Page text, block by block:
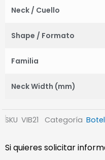
Neck / Cuello
Shape / Formato
Familia
Neck Width (mm)
SKU VIB21 Categoría
Si quieres solicitar